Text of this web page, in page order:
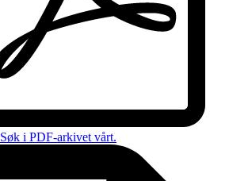
Søk i PDF-arkivet vårt.